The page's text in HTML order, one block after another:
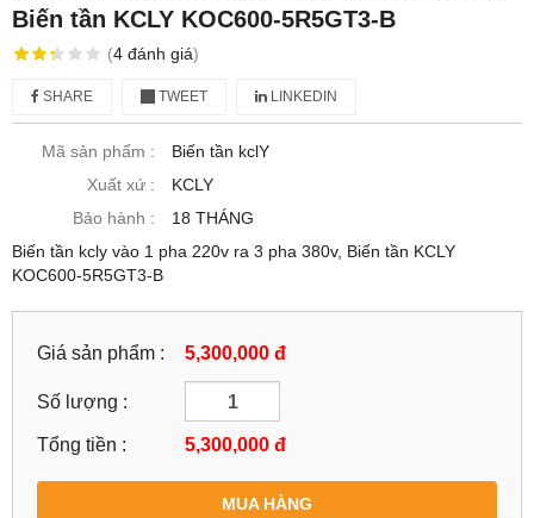
Biến tần KCLY KOC600-5R5GT3-B
(4 đánh giá)
SHARE TWEET LINKEDIN
Mã sản phẩm :
Biến tần kclY
Xuất xứ :
KCLY
Bảo hành :
18 THÁNG
Biến tần kcly vào 1 pha 220v ra 3 pha 380v, Biến tần KCLY
KOC600-5R5GT3-B
Giá sản phẩm : 5,300,000 đ
Số lượng :
Tổng tiền : 5,300,000 đ
MUA HÀNG